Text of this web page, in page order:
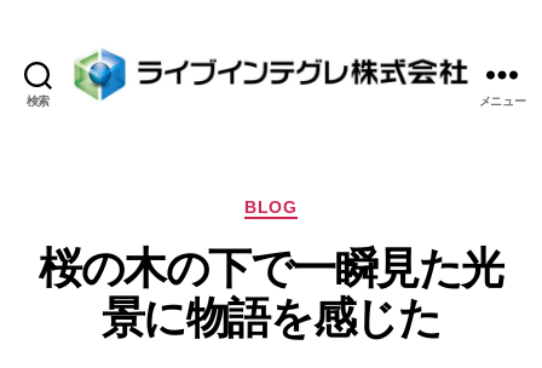
検索
イ
テ
グ
レ
株
メニュー
カ
ゴ
リ
ー
BLOG
桜の木の下で一瞬見た光
景に物語を感じた